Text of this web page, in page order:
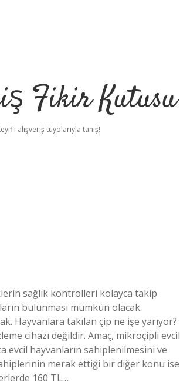
Fikir Kutusu
alışveriş tüyolarıyla tanış!
sağlık kontrolleri kolayca takip
bulunması mümkün olacak.
Hayvanlara takılan çip ne işe yarıyor?
cihazı değildir. Amaç, mikroçipli evcil
evcil hayvanların sahiplenilmesini ve
merak ettiği bir diğer konu ise
160 TL…